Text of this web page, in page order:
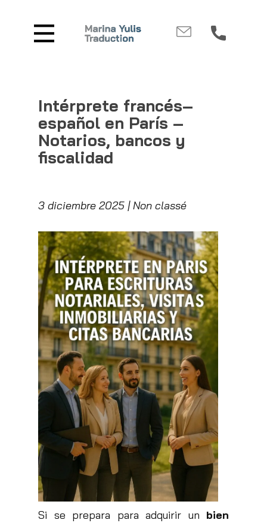
Intérprete francés–
español en París –
Notarios, bancos y
fiscalidad
3 diciembre 2025 Non classé
Si se prepara para adquirir un bien